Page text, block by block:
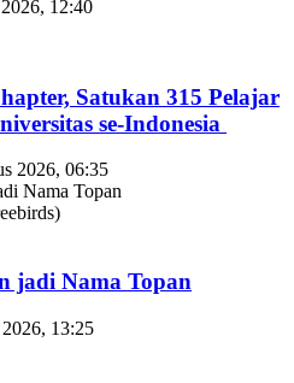
12:40
Satukan 315 Pelajar
se-Indonesia
2026, 06:35
jadi Nama Topan
13:25